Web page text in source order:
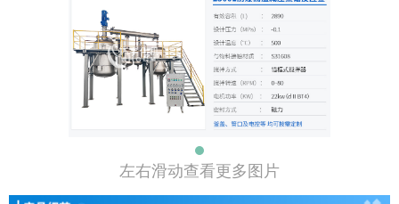
左右滑动查看更多图片